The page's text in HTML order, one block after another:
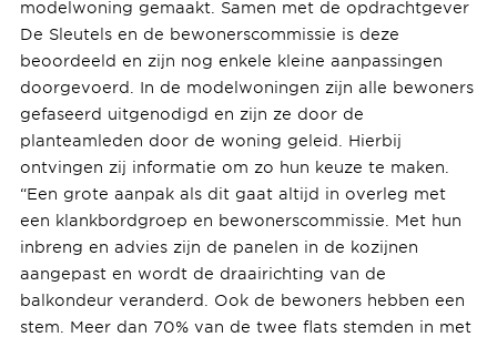
modelwoning gemaakt. Samen met de opdrachtgever
De Sleutels en de bewonerscommissie is deze
beoordeeld en zijn nog enkele kleine aanpassingen
doorgevoerd. In de modelwoningen zijn alle bewoners
gefaseerd uitgenodigd en zijn ze door de
planteamleden door de woning geleid. Hierbij
ontvingen zij informatie om zo hun keuze te maken.
“Een grote aanpak als dit gaat altijd in overleg met
een klankbordgroep en bewonerscommissie. Met hun
inbreng en advies zijn de panelen in de kozijnen
aangepast en wordt de draairichting van de
balkondeur veranderd. Ook de bewoners hebben een
stem. Meer dan 70% van de twee flats stemden in met